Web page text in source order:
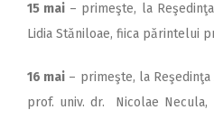
15 mai – primeşte, la
Lidia Stăniloae, fiica părintelui
16 mai – primeşte, la
prof. univ. dr. Nicolae Necula,